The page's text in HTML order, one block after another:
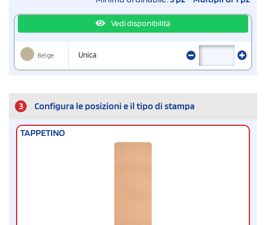
Vedi disponibilità
Beige Unica
3 Configura le posizioni e il tipo di stampa
TAPPETINO